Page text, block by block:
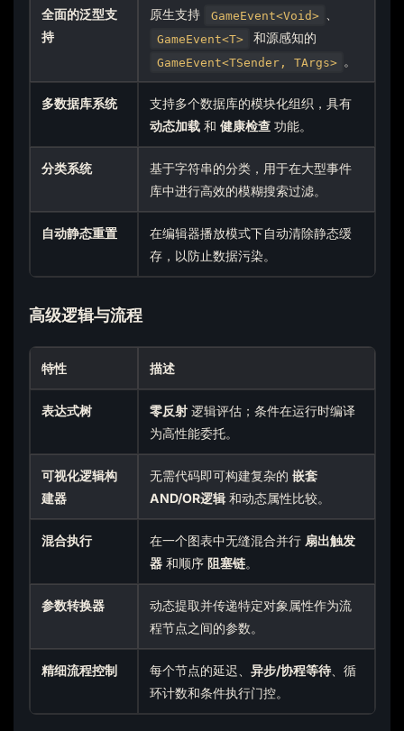
全面的泛型支
持
原生支持 GameEvent<Void>
GameEvent<T> 和源感知的
GameEvent<TSender, TArgs> 。
多数据库系统
支持多个数据库的模块化组织，具有
动态加载 和健康检查 功能。
分类系统
基于字符串的分类，用于在大型事件
库中进行高效的模糊搜索过滤。
自动静态重置
在编辑器播放模式下自动清除静态缓
存，以防止数据污染。
高级逻辑与流程
特性 描述
表达式树 零反射 逻辑评估；条件在运行时编译
为高性能委托。
可视化逻辑构
建器
无需代码即可构建复杂的嵌套
AND/OR逻辑 和动态属性比较。
混合执行 在一个图表中无缝混合并行 扇出触发
器 和顺序阻塞链。
参数转换器
动态提取并传递特定对象属性作为流
程节点之间的参数。
精细流程控制 每个节点的延迟、异步/协程等待、循
环计数和条件执行门控。